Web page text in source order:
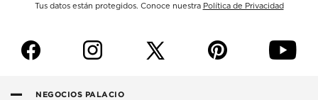
Tus datos están protegidos. Conoce nuestra Política de Privacidad
f i p y
NEGOCIOS PALACIO